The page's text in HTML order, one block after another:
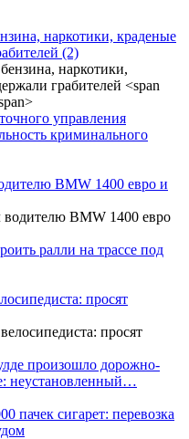
наркотики, краденые
(2)
управления
криминального
BMW 1400 евро и
ралли на трассе под
просят
произошло дорожно-
неустановленный…
пачек сигарет: перевозка